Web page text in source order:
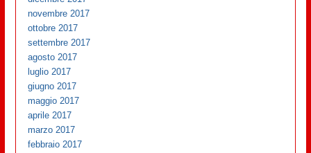
novembre 2017
ottobre 2017
settembre 2017
agosto 2017
luglio 2017
giugno 2017
maggio 2017
aprile 2017
marzo 2017
febbraio 2017